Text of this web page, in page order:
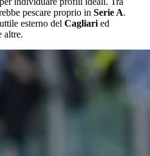
pescare proprio in Serie A.
esterno del Cagliari ed
altre.